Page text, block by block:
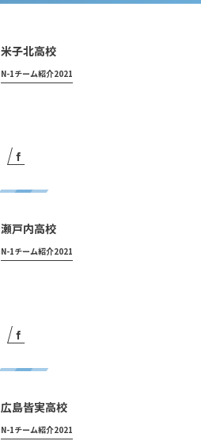
米子北高校
N-1チーム紹介2021
瀬戸内高校
N-1チーム紹介2021
広島皆実高校
N-1チーム紹介2021